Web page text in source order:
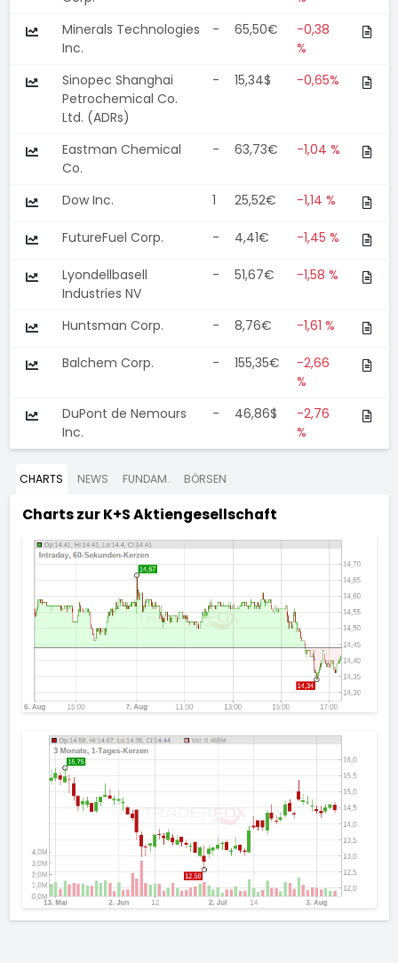
Minerals Technologies
Inc.
- 65,50€
-0,38
%
Sinopec Shanghai
Petrochemical Co.
Ltd. (ADRs)
- 15,34$ -0,65%
Eastman Chemical
Co.
- 63,73€ -1,04 %
Dow Inc. 1 25,52€ -1,14 %
FutureFuel Corp. - 4,41€ -1,45 %
Lyondellbasell
Industries NV
- 51,67€ -1,58 %
Huntsman Corp. - 8,76€ -1,61 %
Balchem Corp. - 155,35€
-2,66
%
DuPont de Nemours
Inc.
- 46,86$
-2,76
%
CHARTS NEWS FUNDAM. BÖRSEN
Charts zurK+S Aktiengesellschaft